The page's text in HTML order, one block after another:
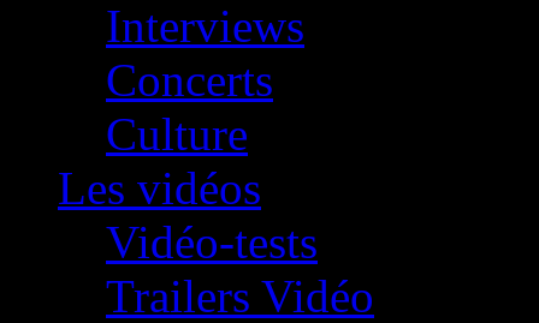
Interviews
Concerts
Culture
Les vidéos
Vidéo-tests
Trailers Vidéo